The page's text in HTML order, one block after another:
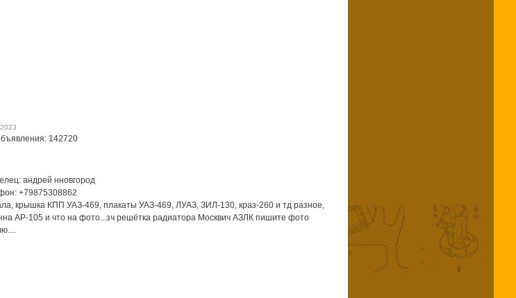
142720
андрей нновгород
+79875308862
крышка КПП УАЗ-469, плакаты УАЗ-469, ЛУАЗ, ЗИЛ-130, краз-260 и тд разное,
АР-105 и что на фото...зч решётка радиатора Москвич АЗЛК пишите фото